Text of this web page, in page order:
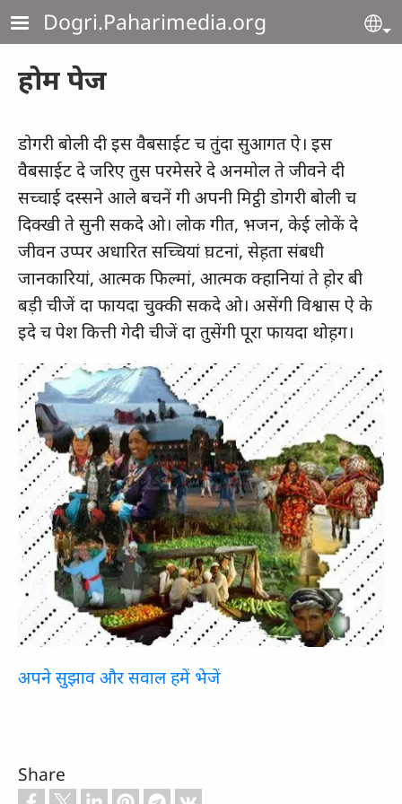
Skip to main content
Dogri.Paharimedia.org
होम पेज
डोगरी बोली दी इस वैबसाईट च तुंदा सुआगत ऐ। इस
वैबसाईट दे जरिए तुस परमेसरे दे अनमोल ते जीवने दी
सच्चाई दस्‍सने आले बचनें गी अपनी मिट्ठी डोगरी बोली च
दिक्‍खी ते सुनी सकदे ओ। लोक गीत, भ़जन, केई लोकें दे
जीवन उप्पर अधारित सच्चियां घ़टनां, सेह़ता संबधी
जानकारियां, आत्मक फिल्मां, आत्मक क्हानियां ते ह़ोर बी
बड़ी चीजें दा फायदा चुक्की सकदे ओ। असेंगी विश्वास ऐ के
इदे च पेश कित्ती गेदी चीजें दा तुसेंगी पूरा फायदा थोह़ग।
अपने सुझाव और सवाल हमें भेजें
Share